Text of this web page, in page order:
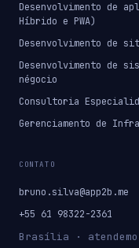
Desenvolvimento de
Híbrido e PWA)
Desenvolvimento de
Desenvolvimento de
négocio
Consultoria
Gerenciamento de
CONTATO
bruno.silva@app2b.me
+55 61 98322-2361
Brasília ·